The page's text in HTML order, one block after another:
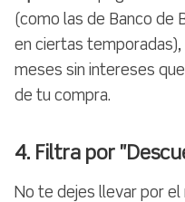
(como las de Banco de
en ciertas
meses sin intereses
de tu compra.
4. Filtra por
No te dejes llevar por